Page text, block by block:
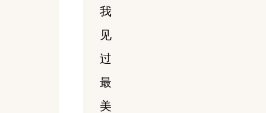
我
见
过
最
美